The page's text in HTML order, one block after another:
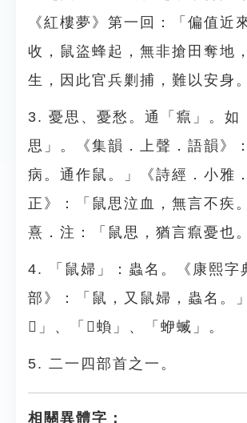
《紅樓夢》第一回：「偏值近
收，鼠盜蜂起，無非搶田奪地
生，因此官兵剿捕，難以安身
3. 憂思、憂愁。通「癙」。如
思」。《集韻．上聲．語韻》
病。通作鼠。」《詩經．小雅
正》：「鼠思泣血，無言不疾
熹．注：「鼠思，猶言癙憂也
4. 「鼠婦」：蟲名。《康熙字
部》：「鼠，又鼠婦，蟲名。
𧌈」、「𧑓蝜」、「蛜蝛」。
5. 二一四部首之一。
相關異體字：